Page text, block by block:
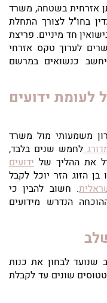
אזרחית בשטחה, משרד
בחו"ל לצורך התחלת
חד מיניים. פריצת
לערוך טקס אזרחי
כנשואים במרשם
לעומת ידועים
משמעותי מול משרד
לחמש שנים בלבד,
את ההליך של ידועים
הזוג הזר יוכל לקבל
. חשוב להבין כי
הנדרש מידועים
שנועד לבחון את כנות
שונים עד לקבלת